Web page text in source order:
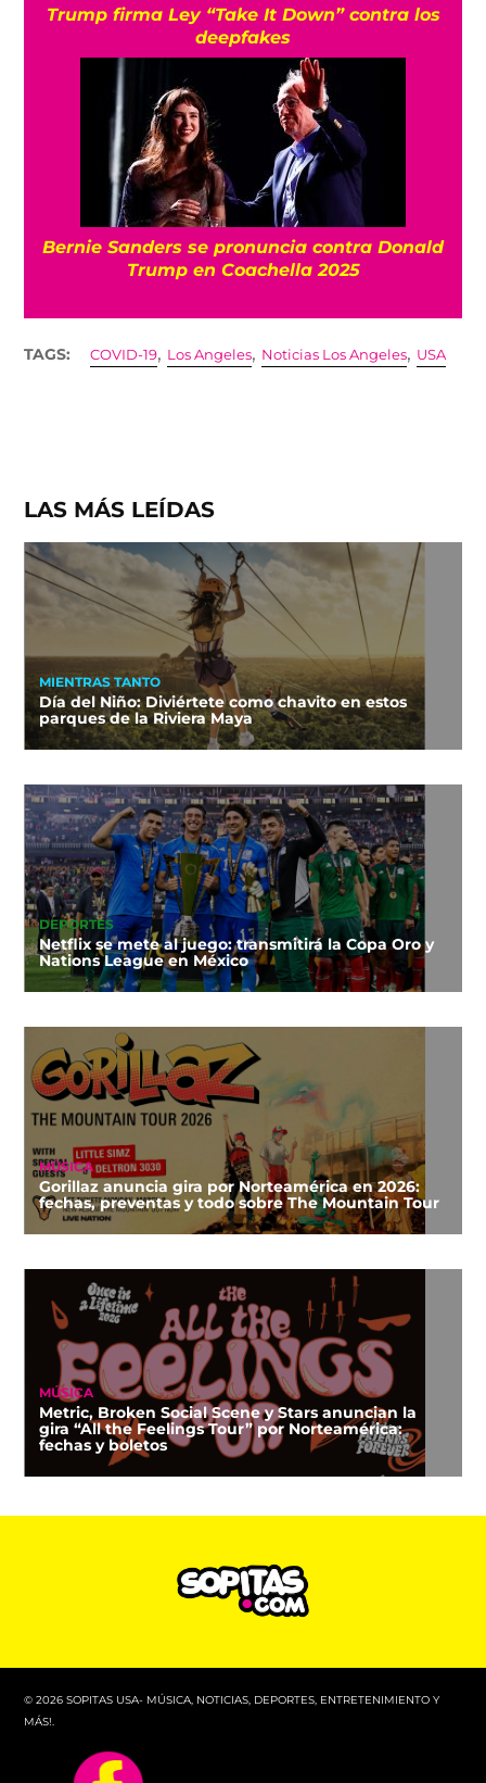
Trump firma Ley “Take It Down” contra los
deepfakes
Bernie Sanders se pronuncia contra Donald
Trump en Coachella 2025
TAGS: COVID-19, Los Angeles, Noticias Los Angeles, USA
LAS MÁS LEÍDAS
MIENTRAS TANTO
Día del Niño: Diviértete como chavito en estos
parques de la Riviera Maya
DEPORTES
Netflix se mete al juego: transmitirá la Copa Oro y
Nations League en México
MÚSICA
Gorillaz anuncia gira por Norteamérica en 2026:
fechas, preventas y todo sobre The Mountain Tour
MÚSICA
Metric, Broken Social Scene y Stars anuncian la
gira “All the Feelings Tour” por Norteamérica:
fechas y boletos
© 2026 SOPITAS USA- MÚSICA, NOTICIAS, DEPORTES, ENTRETENIMIENTO Y
MÁS!.